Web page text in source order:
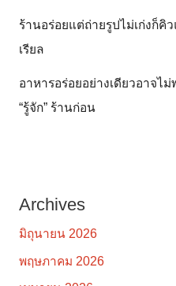
ร้านอร่อยแต่ถ่ายรูปไม่เก่งก็
เรียล
อาหารอร่อยอย่างเดียวอาจไ
“รู้จัก” ร้านก่อน
Archives
มิถุนายน 2026
พฤษภาคม 2026